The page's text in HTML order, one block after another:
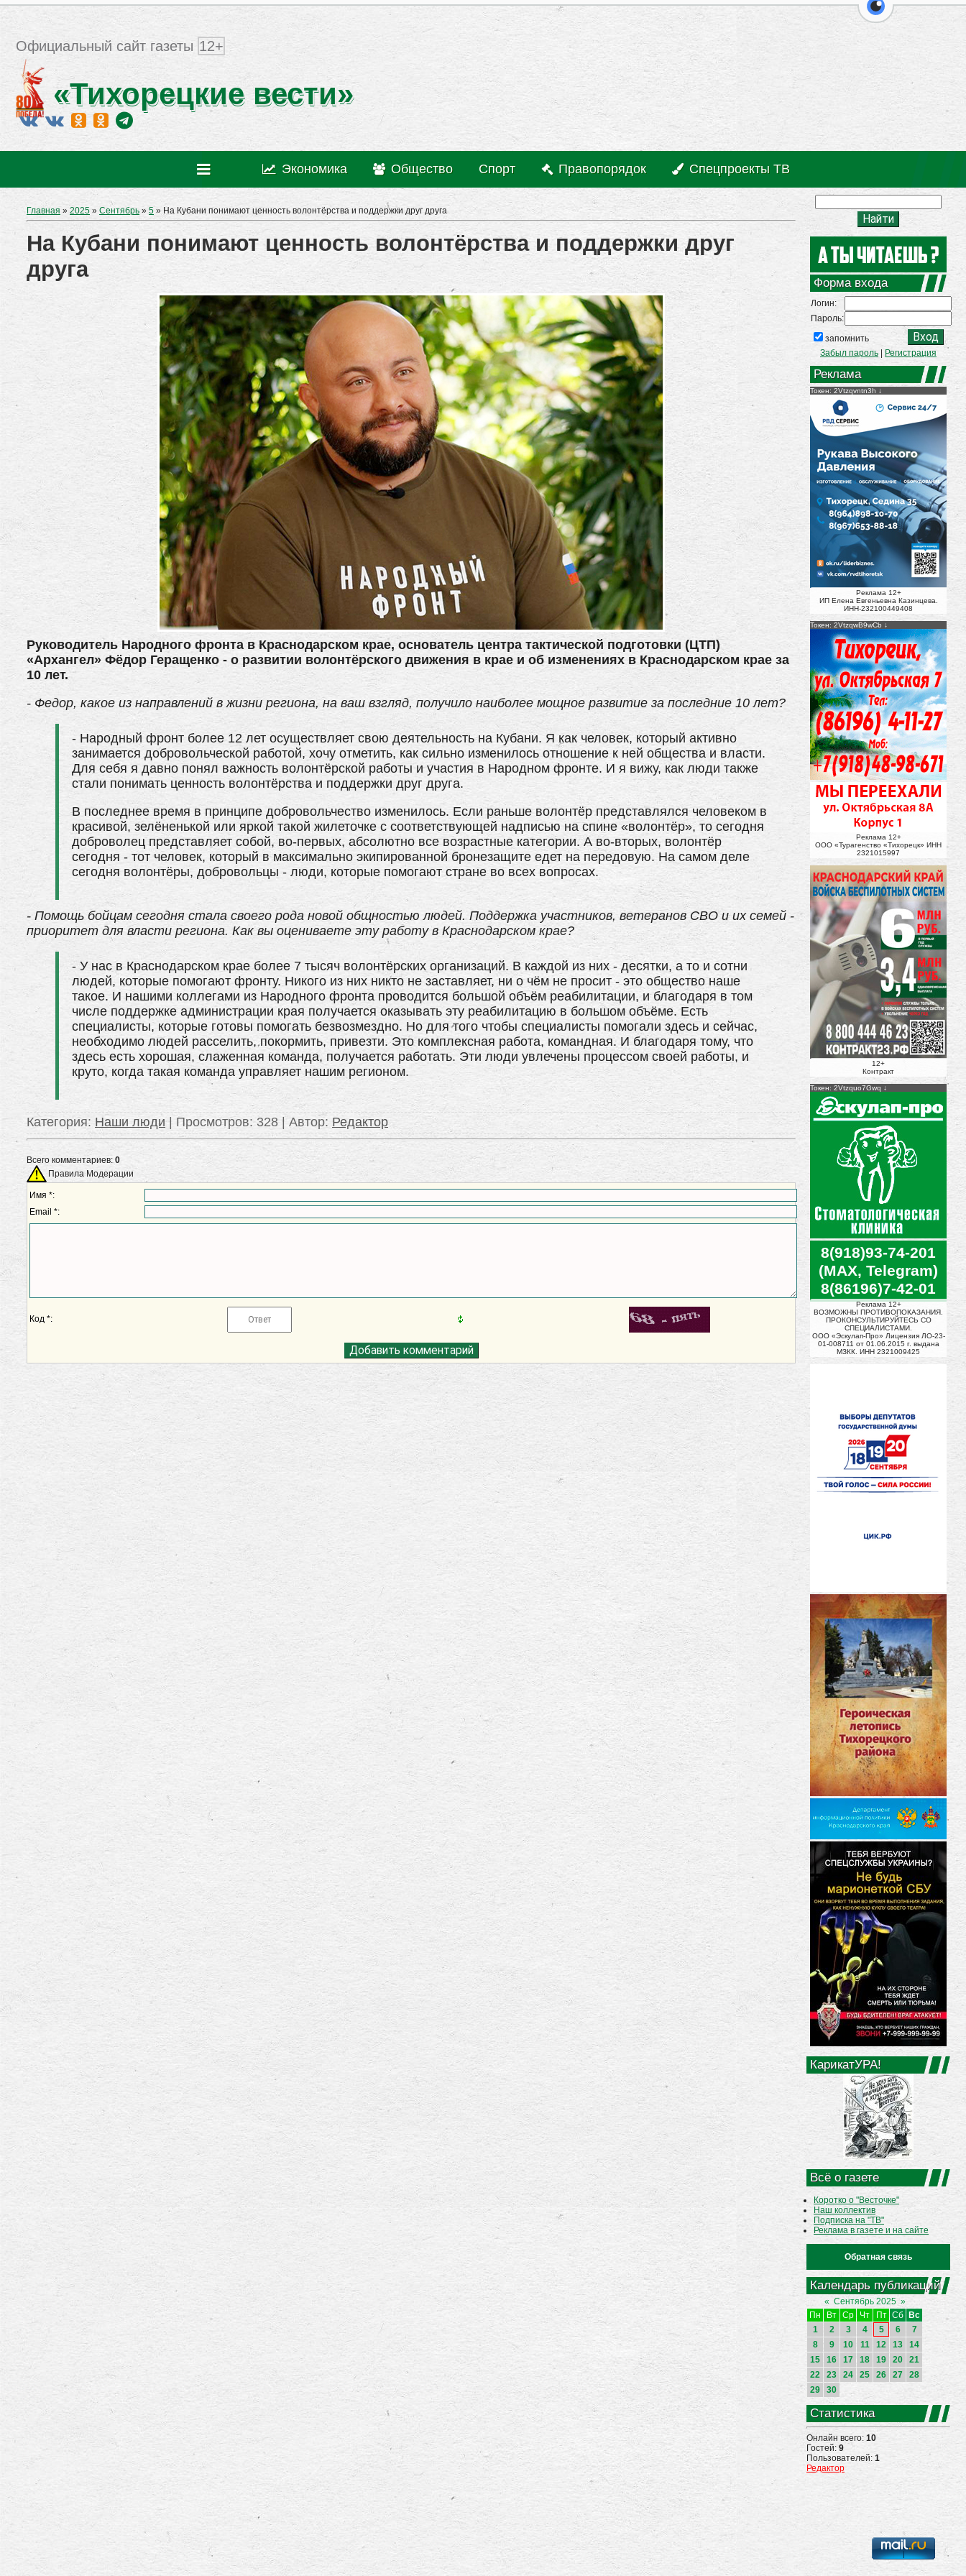
перейти на
Официальный сайт газеты 12+
«Тихорецкие вести»
Экономика Общество Спорт Правопорядок Спецпроекты ТВ
Главная »2025 » Сентябрь » 5 » На Кубани понимают ценность волонтёрства и поддержки друг друга
На Кубани понимают ценность волонтёрства и поддержки друг
друга
Руководитель Народного фронта в Краснодарском крае, основатель центра тактической подготовки (ЦТП)
«Архангел» Фёдор Геращенко - о развитии волонтёрского движения в крае и об изменениях в Краснодарском крае за
10 лет.
- Федор, какое из направлений в жизни региона, на ваш взгляд, получило наиболее мощное развитие за последние 10 лет?
- Народный фронт более 12 лет осуществляет свою деятельность на Кубани. Я как человек, который активно
занимается добровольческой работой, хочу отметить, как сильно изменилось отношение к ней общества и власти.
Для себя я давно понял важность волонтёрской работы и участия в Народном фронте. И я вижу, как люди также
стали понимать ценность волонтёрства и поддержки друг друга.
В последнее время в принципе добровольчество изменилось. Если раньше волонтёр представлялся человеком в
красивой, зелёненькой или яркой такой жилеточке с соответствующей надписью на спине «волонтёр», то сегодня
доброволец представляет собой, во-первых, абсолютно все возрастные категории. А во-вторых, волонтёр
сегодня - тот человек, который в максимально экипированной бронезащите едет на передовую. На самом деле
сегодня волонтёры, добровольцы - люди, которые помогают стране во всех вопросах.
- Помощь бойцам сегодня стала своего рода новой общностью людей. Поддержка участников, ветеранов СВО и их семей -
приоритет для власти региона. Как вы оцениваете эту работу в Краснодарском крае?
- У нас в Краснодарском крае более 7 тысяч волонтёрских организаций. В каждой из них - десятки, а то и сотни
людей, которые помогают фронту. Никого из них никто не заставляет, ни о чём не просит - это общество наше
такое. И нашими коллегами из Народного фронта проводится большой объём реабилитации, и благодаря в том
числе поддержке администрации края получается оказывать эту реабилитацию в большом объёме. Есть
специалисты, которые готовы помогать безвозмездно. Но для того чтобы специалисты помогали здесь и сейчас,
необходимо людей расселить, покормить, привезти. Это комплексная работа, командная. И благодаря тому, что
здесь есть хорошая, слаженная команда, получается работать. Эти люди увлечены процессом своей работы, и
круто, когда такая команда управляет нашим регионом.
Категория: Наши люди | Просмотров: 328 | Автор: Редактор
Всего комментариев:0
Правила Модерации
Имя *:
Email *:
Код *:
Форма входа
Логин:
Пароль:
запомнить
Забыл пароль
Регистрация
Реклама
Токен: 2Vtzqvntn3h
Реклама 12+
ИП Елена Евгеньевна Казинцева.
ИНН-232100449408
Токен: 2VtzqwB9wCb
Реклама 12+
ООО «Турагенство «Тихорецк» ИНН
2321015997
12+
Контракт
Токен: 2Vtzquo7Gwq
8(918)93-74-201
(MAX, Telegram)
8(86196)7-42-01
Реклама 12+
ВОЗМОЖНЫ ПРОТИВОПОКАЗАНИЯ.
ПРОКОНСУЛЬТИРУЙТЕСЬ СО
СПЕЦИАЛИСТАМИ.
ООО «Эскулап-Про» Лицензия ЛО-23-
01-008711 от 01.06.2015 г. выдана
МЗКК. ИНН 2321009425
КарикатУРА!
Всё о газете
Коротко о "Весточке"
Наш коллектив
Подписка на "ТВ"
Реклама в газете и на сайте
Обратная связь
Календарь публикаций
« Сентябрь 2025 »
Пн
Вт Ср Чт Пт Сб
Вс
1
2 3 4 5 6
7
8
9 10 11 12 13
14
15
16 17 18 19 20
21
22
23 24 25 26 27
28
29
30
Статистика
Онлайн всего: 10
Гостей: 9
Пользователей: 1
Редактор